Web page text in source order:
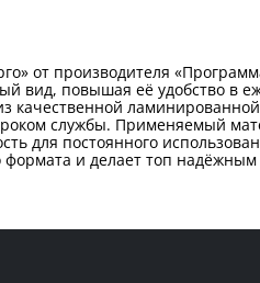
от производителя
вид, повышая её удобство в
качественной
службы. Применяемый
для постоянного
и делает топ